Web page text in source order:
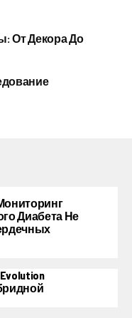
От Декора До
Диабета Не